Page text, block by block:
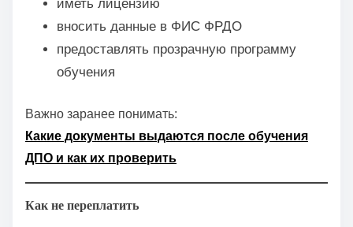
иметь лицензию
вносить данные в ФИС ФРДО
предоставлять прозрачную программу
обучения
Важно заранее понимать:
Какие документы выдаются после обучения
ДПО и как их проверить
Как не переплатить